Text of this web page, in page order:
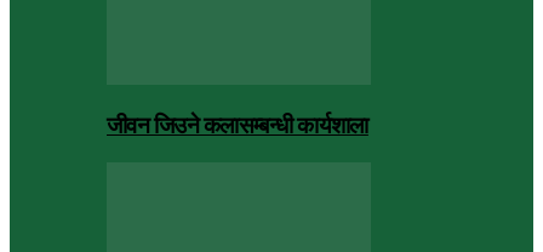
जीवन जिउने कलासम्बन्धी कार्यशाला